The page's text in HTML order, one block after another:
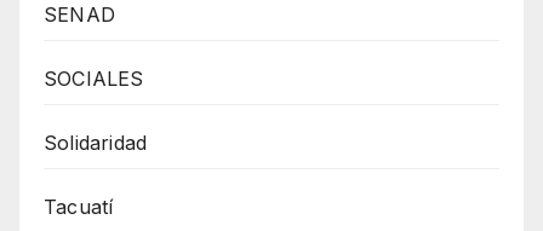
SENAD
SOCIALES
Solidaridad
Tacuatí